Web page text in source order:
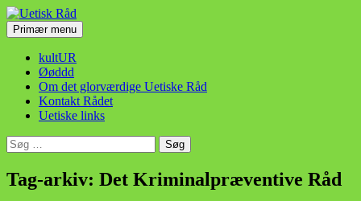
Hop
til
indhold
Uetisk Råd
SøgPrimær menu
kultUR
Øøddd
Om det glorværdige Uetiske Råd
Kontakt Rådet
Uetiske links
Søg
efter:
Tag-arkiv: Det Kriminalpræventive Råd